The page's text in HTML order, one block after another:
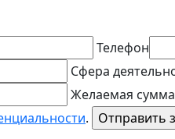
Телефон
Сфера
Желаемая сумма
.